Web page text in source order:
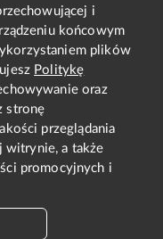
i
końcowym
plików
Politykę
oraz
stronę
przeglądania
witrynie, a także
promocyjnych i